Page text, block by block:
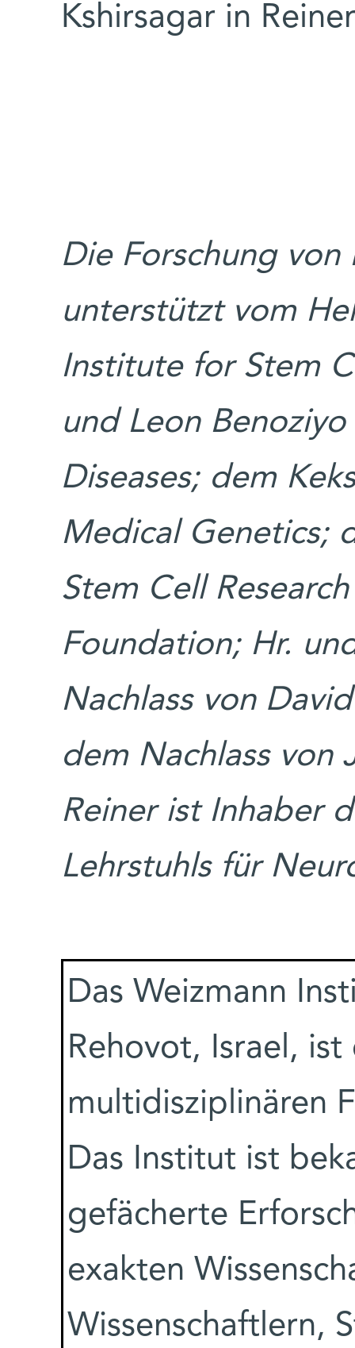
Kshirsagar in
Die Forschung
unterstützt vom
Institute for Stem
und Leon
Diseases; dem
Medical Genetics;
Stem Cell
Foundation; Hr.
Nachlass von
dem Nachlass von
Reiner ist Inhaber
Lehrstuhls für
Das Weizmann
Rehovot, Israel,
multidisziplinären
Das Institut ist
gefächerte
exakten
Wissenschaftlern,